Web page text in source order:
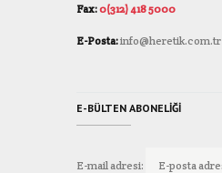
Fax:0(312) 418 5000
E-Posta:info@heretik.com.tr
E-BÜLTEN ABONELIĞI
E-mail adresi: